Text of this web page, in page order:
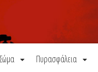
Πυρασφάλεια